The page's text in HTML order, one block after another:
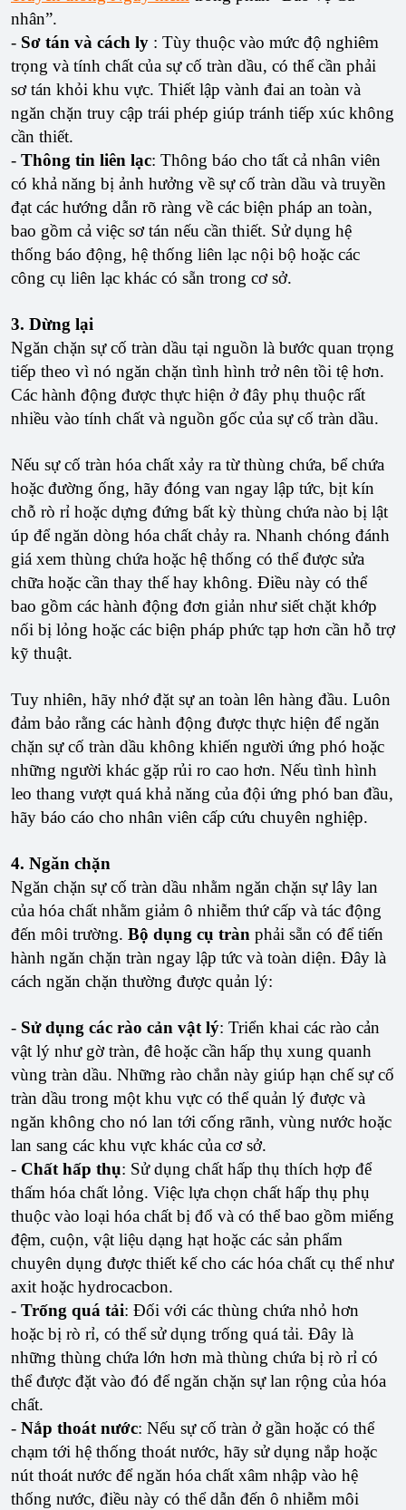
nhân”.
- Sơ tán và cách ly : Tùy thuộc vào mức độ nghiêm
trọng và tính chất của sự cố tràn dầu, có thể cần phải
sơ tán khỏi khu vực. Thiết lập vành đai an toàn và
ngăn chặn truy cập trái phép giúp tránh tiếp xúc không
cần thiết.
- Thông tin liên lạc: Thông báo cho tất cả nhân viên
có khả năng bị ảnh hưởng về sự cố tràn dầu và truyền
đạt các hướng dẫn rõ ràng về các biện pháp an toàn,
bao gồm cả việc sơ tán nếu cần thiết. Sử dụng hệ
thống báo động, hệ thống liên lạc nội bộ hoặc các
công cụ liên lạc khác có sẵn trong cơ sở.
3. Dừng lại
Ngăn chặn sự cố tràn dầu tại nguồn là bước quan trọng
tiếp theo vì nó ngăn chặn tình hình trở nên tồi tệ hơn.
Các hành động được thực hiện ở đây phụ thuộc rất
nhiều vào tính chất và nguồn gốc của sự cố tràn dầu.
Nếu sự cố tràn hóa chất xảy ra từ thùng chứa, bể chứa
hoặc đường ống, hãy đóng van ngay lập tức, bịt kín
chỗ rò rỉ hoặc dựng đứng bất kỳ thùng chứa nào bị lật
úp để ngăn dòng hóa chất chảy ra. Nhanh chóng đánh
giá xem thùng chứa hoặc hệ thống có thể được sửa
chữa hoặc cần thay thế hay không. Điều này có thể
bao gồm các hành động đơn giản như siết chặt khớp
nối bị lỏng hoặc các biện pháp phức tạp hơn cần hỗ trợ
kỹ thuật.
Tuy nhiên, hãy nhớ đặt sự an toàn lên hàng đầu. Luôn
đảm bảo rằng các hành động được thực hiện để ngăn
chặn sự cố tràn dầu không khiến người ứng phó hoặc
những người khác gặp rủi ro cao hơn. Nếu tình hình
leo thang vượt quá khả năng của đội ứng phó ban đầu,
hãy báo cáo cho nhân viên cấp cứu chuyên nghiệp.
4. Ngăn chặn
Ngăn chặn sự cố tràn dầu nhằm ngăn chặn sự lây lan
của hóa chất nhằm giảm ô nhiễm thứ cấp và tác động
đến môi trường. Bộ dụng cụ tràn phải sẵn có để tiến
hành ngăn chặn tràn ngay lập tức và toàn diện. Đây là
cách ngăn chặn thường được quản lý:
- Sử dụng các rào cản vật lý: Triển khai các rào cản
vật lý như gờ tràn, đê hoặc cần hấp thụ xung quanh
vùng tràn dầu. Những rào chắn này giúp hạn chế sự cố
tràn dầu trong một khu vực có thể quản lý được và
ngăn không cho nó lan tới cống rãnh, vùng nước hoặc
lan sang các khu vực khác của cơ sở.
- Chất hấp thụ: Sử dụng chất hấp thụ thích hợp để
thấm hóa chất lỏng. Việc lựa chọn chất hấp thụ phụ
thuộc vào loại hóa chất bị đổ và có thể bao gồm miếng
đệm, cuộn, vật liệu dạng hạt hoặc các sản phẩm
chuyên dụng được thiết kế cho các hóa chất cụ thể như
axit hoặc hydrocacbon.
- Trống quá tải: Đối với các thùng chứa nhỏ hơn
hoặc bị rò rỉ, có thể sử dụng trống quá tải. Đây là
những thùng chứa lớn hơn mà thùng chứa bị rò rỉ có
thể được đặt vào đó để ngăn chặn sự lan rộng của hóa
chất.
- Nắp thoát nước: Nếu sự cố tràn ở gần hoặc có thể
chạm tới hệ thống thoát nước, hãy sử dụng nắp hoặc
nút thoát nước để ngăn hóa chất xâm nhập vào hệ
thống nước, điều này có thể dẫn đến ô nhiễm môi